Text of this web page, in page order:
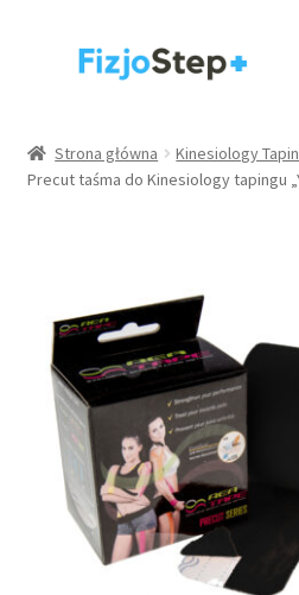
Przejdź
Przejdź
Wyposażenie gabinetów
Rehabilitacja / trening
Zdrowie
Strona główna
Strona główna Kinesiology
Precut taśma do Kinesiology tapingu